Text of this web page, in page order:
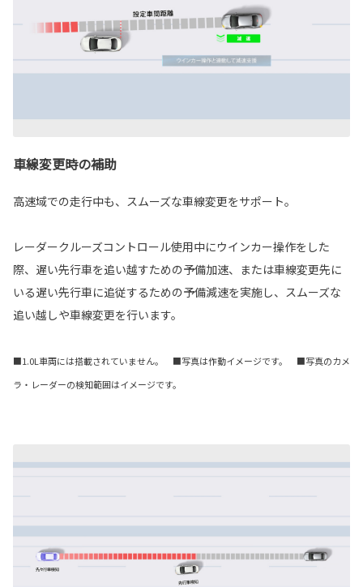
車線変更時の補助
高速域での走行中も、スムーズな車線変更をサポート。
レーダークルーズコントロール使用中にウインカー操作をした
際、遅い先行車を追い越すための予備加速、または車線変更先に
いる遅い先行車に追従するための予備減速を実施し、スムーズな
追い越しや車線変更を行います。
■1.0L車両には搭載されていません。 ■写真は作動イメージです。 ■写真のカメ
ラ・レーダーの検知範囲はイメージです。